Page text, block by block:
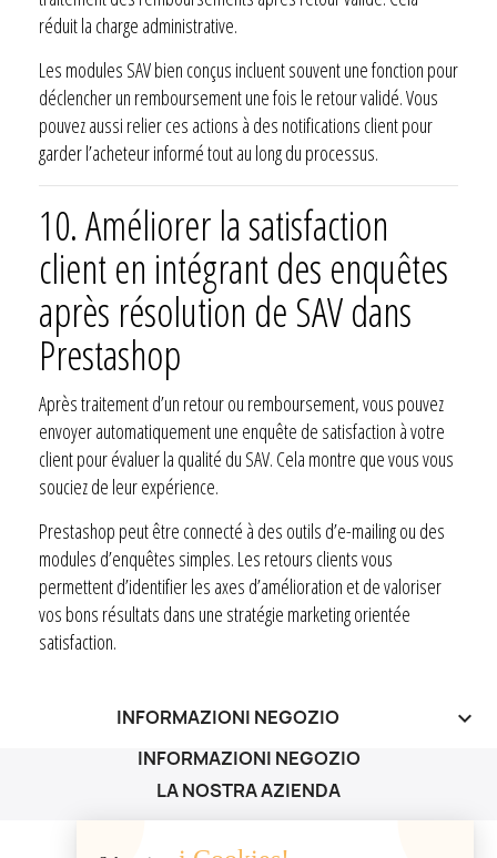
réduit la charge administrative.
Les modules SAV bien conçus incluent souvent une fonction pour
déclencher un remboursement une fois le retour validé. Vous
pouvez aussi relier ces actions à des notifications client pour
garder l’acheteur informé tout au long du processus.
10. Améliorer la satisfaction
client en intégrant des enquêtes
après résolution de SAV dans
Prestashop
Après traitement d’un retour ou remboursement, vous pouvez
envoyer automatiquement une enquête de satisfaction à votre
client pour évaluer la qualité du SAV. Cela montre que vous vous
souciez de leur expérience.
Prestashop peut être connecté à des outils d’e-mailing ou des
modules d’enquêtes simples. Les retours clients vous
permettent d’identifier les axes d’amélioration et de valoriser
vos bons résultats dans une stratégie marketing orientée
satisfaction.
INFORMAZIONI NEGOZIO keyboard_arrow_down
INFORMAZIONI NEGOZIO
LA NOSTRA AZIENDA
LA NOSTRA AZIENDA